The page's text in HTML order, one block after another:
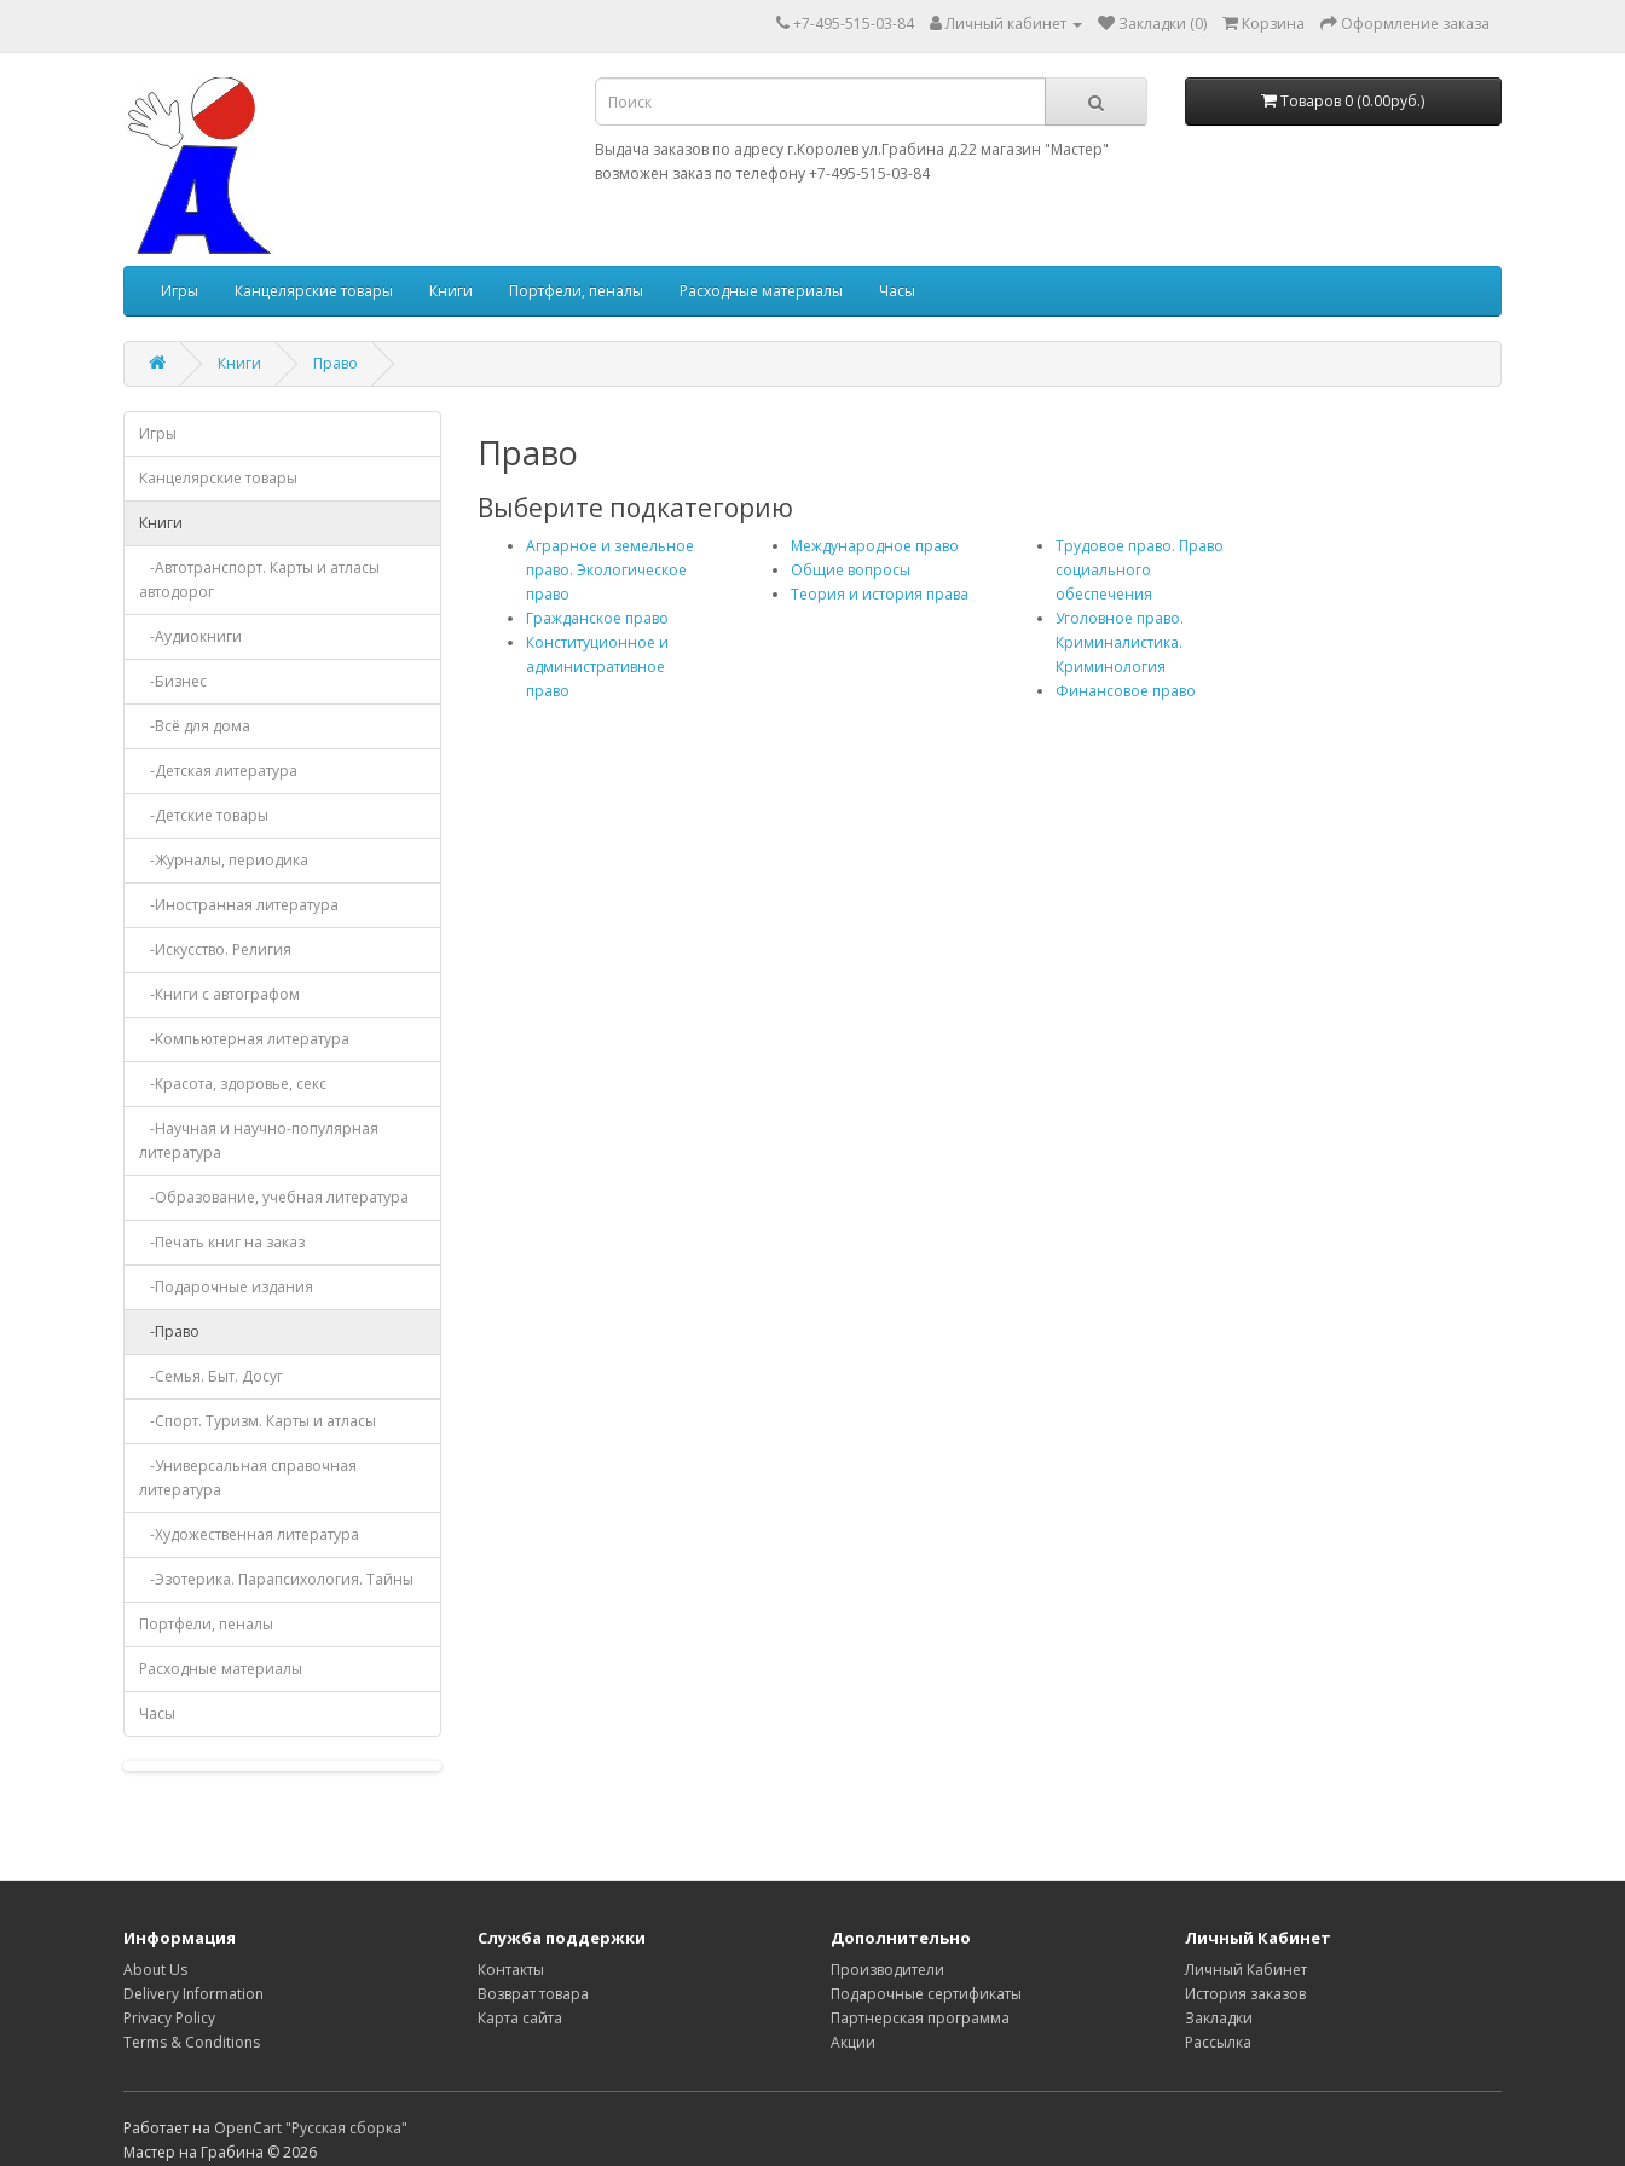
+7-495-515-03-84 Личный кабинет Закладки (0) Корзина Оформление заказа
Товаров 0 (0.00руб.)
Выдача заказов по адресу г.Королев ул.Грабина д.22 магазин "Мастер"
возможен заказ по телефону +7-495-515-03-84
Игры Канцелярские товары Книги Портфели, пеналы Расходные материалы Часы
Книги Право
Игры
Канцелярские товары
Книги
-Автотранспорт. Карты и атласы
автодорог
-Аудиокниги
-Бизнес
-Всё для дома
-Детская литература
-Детские товары
-Журналы, периодика
-Иностранная литература
-Искусство. Религия
-Книги с автографом
-Компьютерная литература
-Красота, здоровье, секс
-Научная и научно-популярная
литература
-Образование, учебная литература
-Печать книг на заказ
-Подарочные издания
-Право
-Семья. Быт. Досуг
-Спорт. Туризм. Карты и атласы
-Универсальная справочная
литература
-Художественная литература
-Эзотерика. Парапсихология. Тайны
Портфели, пеналы
Расходные материалы
Часы
Право
Выберите подкатегорию
Аграрное и земельное
право. Экологическое
право
Гражданское право
Конституционное и
административное
право
Международное право
Общие вопросы
Теория и история права
Трудовое право. Право
социального
обеспечения
Уголовное право.
Криминалистика.
Криминология
Финансовое право
Информация
About Us
Delivery Information
Privacy Policy
Terms & Conditions
Служба поддержки
Контакты
Возврат товара
Карта сайта
Дополнительно
Производители
Подарочные сертификаты
Партнерская программа
Акции
Личный Кабинет
Личный Кабинет
История заказов
Закладки
Рассылка
Работает на OpenCart "Русская сборка"
Мастер на Грабина © 2026